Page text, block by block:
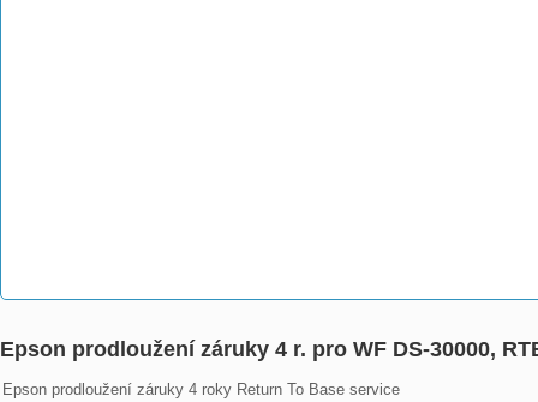
Epson prodloužení záruky 4 r. pro WF DS-30000,
Epson prodloužení záruky 4 roky Return To Base service